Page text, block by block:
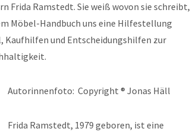
Frida Ramstedt. Sie weiß wovon sie schreibt,
Möbel-Handbuch uns eine Hilfestellung
Kaufhilfen und Entscheidungshilfen zur
Autorinnenfoto: Copyright ® Jonas Häll
Frida Ramstedt, 1979 geboren, ist eine